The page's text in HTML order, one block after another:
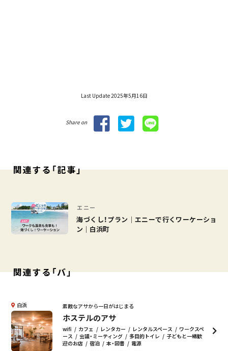
Last Update 2025年5月16日
Share on
関連する「記事」
エニー
海づくし！プラン｜エニーで行くワーケーショ
ン｜白浜町
関連する「バ」
白浜 素敵なアサから一日がはじまる
ホステルのアサ
wifi カフェ レンタカー レンタルスペース
ワークスペ
ース
会議・ミーティング 多目的トイレ
子どもと一緒歓
迎のお店
宿泊 本・図書
電源